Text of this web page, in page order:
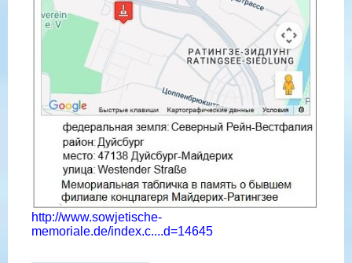
http://www.sowjetische-
memoriale.de/index.c....d=14645